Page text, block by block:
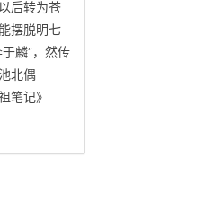
后转为苍
摆脱明七
麟”，然传
北偶
笔记》